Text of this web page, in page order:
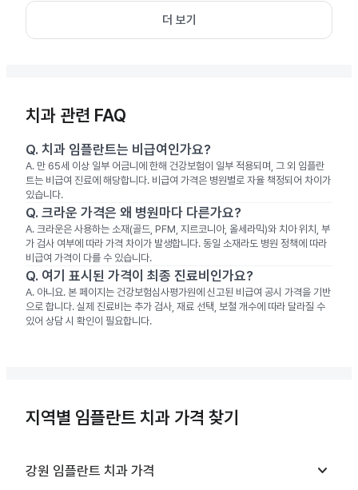
더 보기
치과 관련 FAQ
Q. 치과 임플란트는 비급여인가요?
A. 만 65세 이상 일부 어금니에 한해 건강보험이 일부 적용되며, 그 외 임플란
트는 비급여 진료에 해당합니다. 비급여 가격은 병원별로 자율 책정되어 차이가
있습니다.
Q. 크라운 가격은 왜 병원마다 다른가요?
A. 크라운은 사용하는 소재(골드, PFM, 지르코니아, 올세라믹)와 치아 위치, 부
가 검사 여부에 따라 가격 차이가 발생합니다. 동일 소재라도 병원 정책에 따라
비급여 가격이 다를 수 있습니다.
Q. 여기 표시된 가격이 최종 진료비인가요?
A. 아니요. 본 페이지는 건강보험심사평가원에 신고된 비급여 공시 가격을 기반
으로 합니다. 실제 진료비는 추가 검사, 재료 선택, 보철 개수에 따라 달라질 수
있어 상담 시 확인이 필요합니다.
지역별 임플란트 치과 가격 찾기
강원 임플란트 치과 가격 keyboard_arrow_down